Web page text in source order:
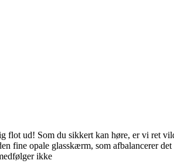
ud! Som du sikkert kan høre, er vi ret
fine opale glasskærm, som afbalancerer
ikke